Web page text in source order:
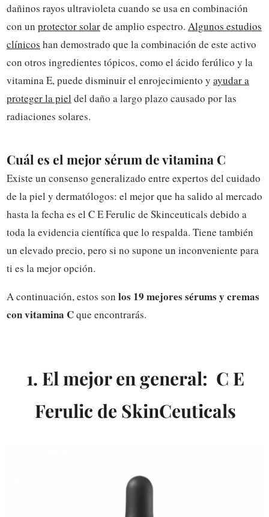
dañinos rayos ultravioleta cuando se usa en combinación
con un protector solarde amplio espectro. Algunos estudios
clínicos han demostrado que la combinación de este activo
con otros ingredientes tópicos, como el ácido ferúlico y la
vitamina E, puede disminuir el enrojecimiento y ayudar a
proteger la piel del daño a largo plazo causado por las
radiaciones solares.
Cuál es el mejor sérum de vitamina C
Existe un consenso generalizado entre expertos del cuidado
de la piel y dermatólogos: el mejor que ha salido al mercado
hasta la fecha es el C E Ferulic de Skinceuticals debido a
toda la evidencia científica que lo respalda. Tiene también
un elevado precio, pero si no supone un inconveniente para
ti es la mejor opción.
A continuación, estos son los 19 mejores sérums y cremas
con vitamina Cque encontrarás.
1. El mejor en general: C E
Ferulic de SkinCeuticals